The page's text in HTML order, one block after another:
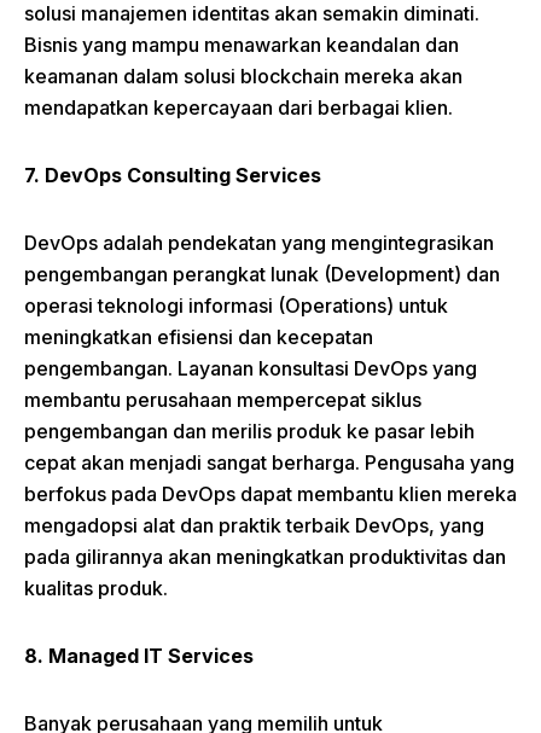
solusi manajemen identitas akan semakin diminati.
Bisnis yang mampu menawarkan keandalan dan
keamanan dalam solusi blockchain mereka akan
mendapatkan kepercayaan dari berbagai klien.
7. DevOps Consulting Services
DevOps adalah pendekatan yang mengintegrasikan
pengembangan perangkat lunak (Development) dan
operasi teknologi informasi (Operations) untuk
meningkatkan efisiensi dan kecepatan
pengembangan. Layanan konsultasi DevOps yang
membantu perusahaan mempercepat siklus
pengembangan dan merilis produk ke pasar lebih
cepat akan menjadi sangat berharga. Pengusaha yang
berfokus pada DevOps dapat membantu klien mereka
mengadopsi alat dan praktik terbaik DevOps, yang
pada gilirannya akan meningkatkan produktivitas dan
kualitas produk.
8. Managed IT Services
Banyak perusahaan yang memilih untuk